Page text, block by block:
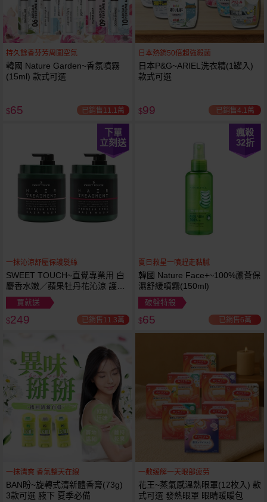
持久餘香芬芳周圍空氣
韓國 Nature Garden~香氛噴霧
(15ml) 款式可選
$65 已銷售11.1萬
日本熱銷50倍超強殺菌
日本P&G~ARIEL洗衣精(1罐入)
款式可選
$99 已銷售4.1萬
下單
立刻送
一抹沁涼舒壓保護髮絲
SWEET TOUCH~直覺專業用 白
麝香水嫩／蘋果牡丹花沁涼 護髮
膜(1000ml) 款式可選 全新包裝
買就送
$249 已銷售11.3萬
瘋殺
32折
夏日救星一噴趕走黏膩
韓國 Nature Face+~100%蘆薈保
濕舒緩噴霧(150ml)
破盤特殺
$65 已銷售6萬
一抹清爽 香氣整天在線
BAN盼~旋轉式清新體香膏(73g)
3款可選 腋下 夏季必備
一敷缓解一天眼部疲劳
花王~蒸氣感溫熱眼罩(12枚入) 款
式可選 發熱眼罩 眼睛暖暖包